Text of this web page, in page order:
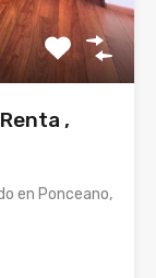
,
en Ponceano,